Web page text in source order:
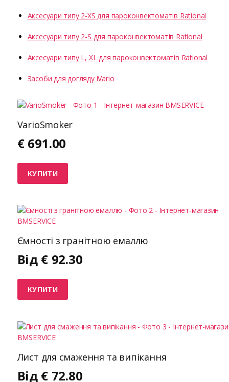
Аксесуари типу 2-XS для пароконвектоматів Rational
Аксесуари типу 2-S для пароконвектоматів Rational
Аксесуари типу L, XL для пароконвектоматів Rational
Засоби для догляду iVario
VarioSmoker
€ 691.00
КУПИТИ
Ємності з гранітною емаллю
Від € 92.30
КУПИТИ
Лист для смаження та випікання
Від € 72.80